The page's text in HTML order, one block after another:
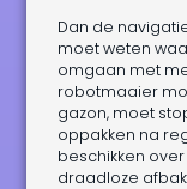
Dan de
moet weten
omgaan met
robotmaaier
gazon, moet
oppakken na
beschikken
draadloze